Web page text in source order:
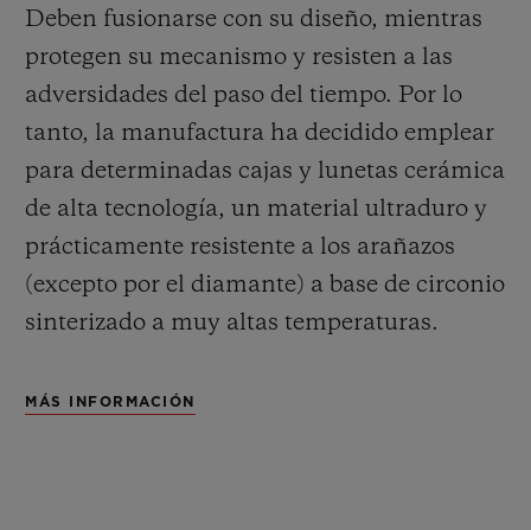
Deben fusionarse con su diseño, mientras
protegen su mecanismo y resisten a las
adversidades del paso del tiempo. Por lo
tanto, la manufactura ha decidido emplear
para determinadas cajas y lunetas cerámica
de alta tecnología, un material ultraduro y
prácticamente resistente a los arañazos
(excepto por el diamante) a base de circonio
sinterizado a muy altas temperaturas.
MÁS INFORMACIÓN